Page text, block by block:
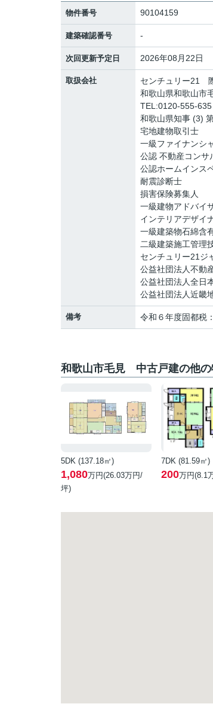
物件番号 90104159
建築確認番号 -
次回更新予定日 2026年08月22日
取扱会社
センチュリー21
和歌山県和歌山市
TEL:0120-555-635
和歌山県知事 (3)
宅地建物取引士
一級ファイナンシ
公認 不動産コンサ
公認ホームインス
耐震診断士
損害保険募集人
一級建物アドバイ
インテリアデザイ
一級建築物石綿含
二級建築施工管理
センチュリー21ジ
公益社団法人不動
公益社団法人全日
公益社団法人近畿
備考 令和６年度固都税
和歌山市毛見 中古戸建の他の
5DK (137.18㎡)
1,080万円(26.03万円/
坪)
7DK (81.59㎡)
200万円(8.1